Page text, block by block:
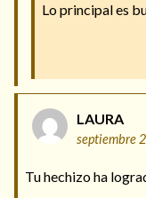
Lo principal es
LAURA
septiembre
Tu hechizo ha